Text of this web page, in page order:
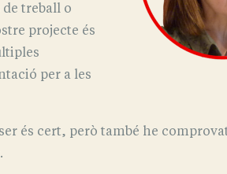
treball o
projecte és
per a les
és cert, però també he